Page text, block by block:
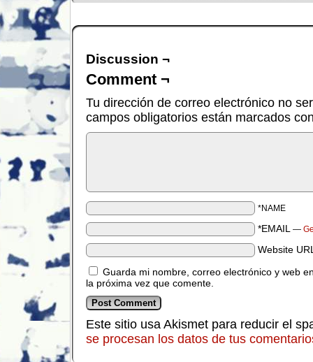
Discussion ¬
Comment ¬
Tu dirección de correo electrónico no
campos obligatorios están marcados
*NAME
*EMAIL —
Website
Guarda mi nombre, correo electrónico y web
la próxima vez que comente.
Este sitio usa Akismet para reducir el
se procesan los datos de tus